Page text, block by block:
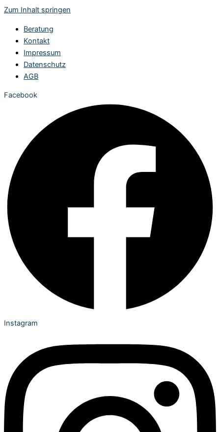
Zum Inhalt springen
Beratung
Kontakt
Impressum
Datenschutz
AGB
Facebook
Instagram